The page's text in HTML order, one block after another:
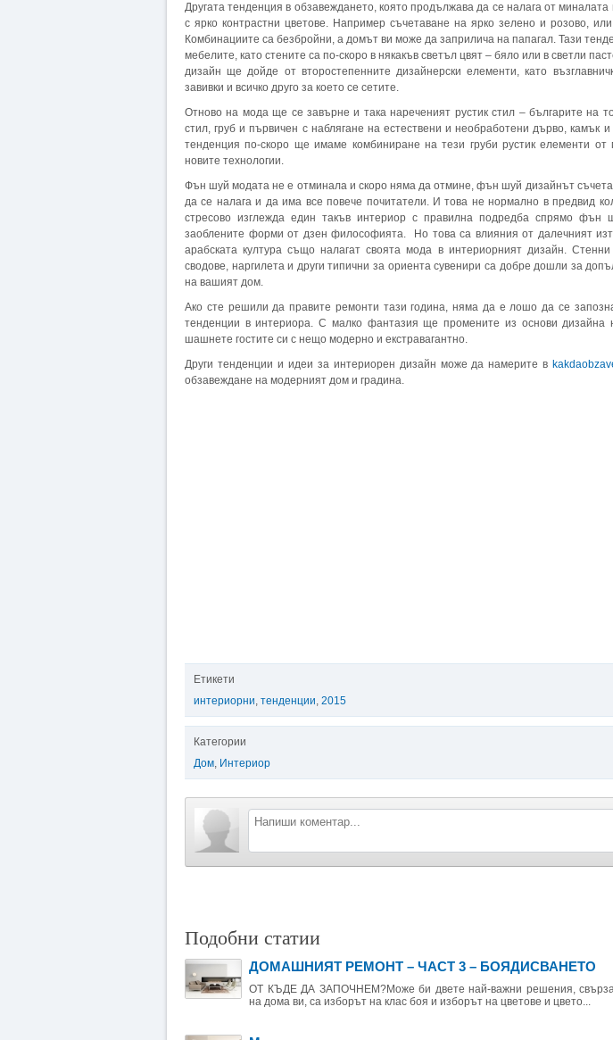
Другата тенденция в обзавеждането, която продължава да се налага от
с ярко контрастни цветове. Например съчетаване на ярко зелено и розово,
Комбинациите са безбройни, а домът ви може да заприлича на папагал. Тази
мебелите, като стените са по-скоро в някакъв светъл цвят – бяло или в светли
дизайн ще дойде от второстепенните дизайнерски елементи, като
завивки и всичко друго за което се сетите.
Отново на мода ще се завърне и така нареченият рустик стил – българите на
стил, груб и първичен с наблягане на естествени и необработени дърво, камък
тенденция по-скоро ще имаме комбиниране на тези груби рустик елементи от
новите технологии.
Фън шуй модата не е отминала и скоро няма да отмине, фън шуй дизайнът
да се налага и да има все повече почитатели. И това не нормално в предвид
стресово изглежда един такъв интериор с правилна подредба спрямо фън
заоблените форми от дзен философията. Но това са влияния от далечният
арабската култура също налагат своята мода в интериорният дизайн.
сводове, наргилета и други типични за ориента сувенири са добре дошли за
на вашият дом.
Ако сте решили да правите ремонти тази година, няма да е лошо да се
тенденции в интериора. С малко фантазия ще промените из основи
шашнете гостите си с нещо модерно и екстравагантно.
Други тенденции и идеи за интериорен дизайн може да намерите в
обзавеждане на модерният дом и градина.
Етикети
интериорни, тенденции, 2015
Категории
Дом, Интериор
Подобни статии
ДОМАШНИЯТ РЕМОНТ – ЧАСТ 3 – БОЯДИСВАНЕТО
ОТ КЪДЕ ДА ЗАПОЧНЕМ?Може би двете най-важни решения,
на дома ви, са изборът на клас боя и изборът на цветове и цвето...